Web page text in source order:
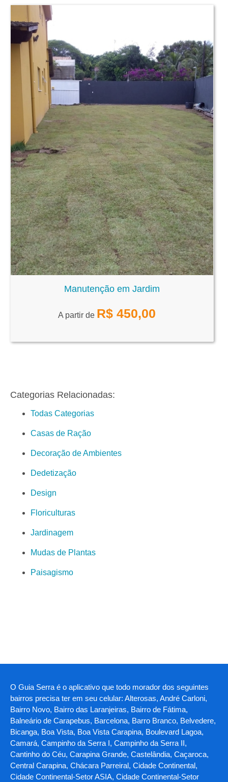
Manutenção em Jardim
A partir de R$ 450,00
Categorias Relacionadas:
Todas Categorias
Casas de Ração
Decoração de Ambientes
Dedetização
Design
Floriculturas
Jardinagem
Mudas de Plantas
Paisagismo
O Guia Serra é o aplicativo que todo morador dos seguintes
bairros precisa ter em seu celular: Alterosas, André Carloni,
Bairro Novo, Bairro das Laranjeiras, Bairro de Fátima,
Balneário de Carapebus, Barcelona, Barro Branco, Belvedere,
Bicanga, Boa Vista, Boa Vista Carapina, Boulevard Lagoa,
Camará, Campinho da Serra I, Campinho da Serra II,
Cantinho do Céu, Carapina Grande, Castelândia, Caçaroca,
Central Carapina, Chácara Parreiral, Cidade Continental,
Cidade Continental-Setor ASIA, Cidade Continental-Setor